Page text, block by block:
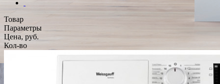
Товар
Параметры
Цена, руб.
Кол-во